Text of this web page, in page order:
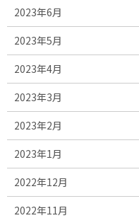
2023年6月
2023年5月
2023年4月
2023年3月
2023年2月
2023年1月
2022年12月
2022年11月